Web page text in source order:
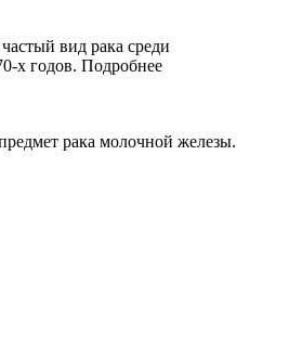
вид рака среди
х годов. Подробнее
рака молочной железы.